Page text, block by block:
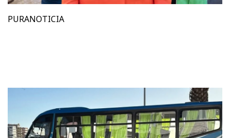
PURANOTICIA